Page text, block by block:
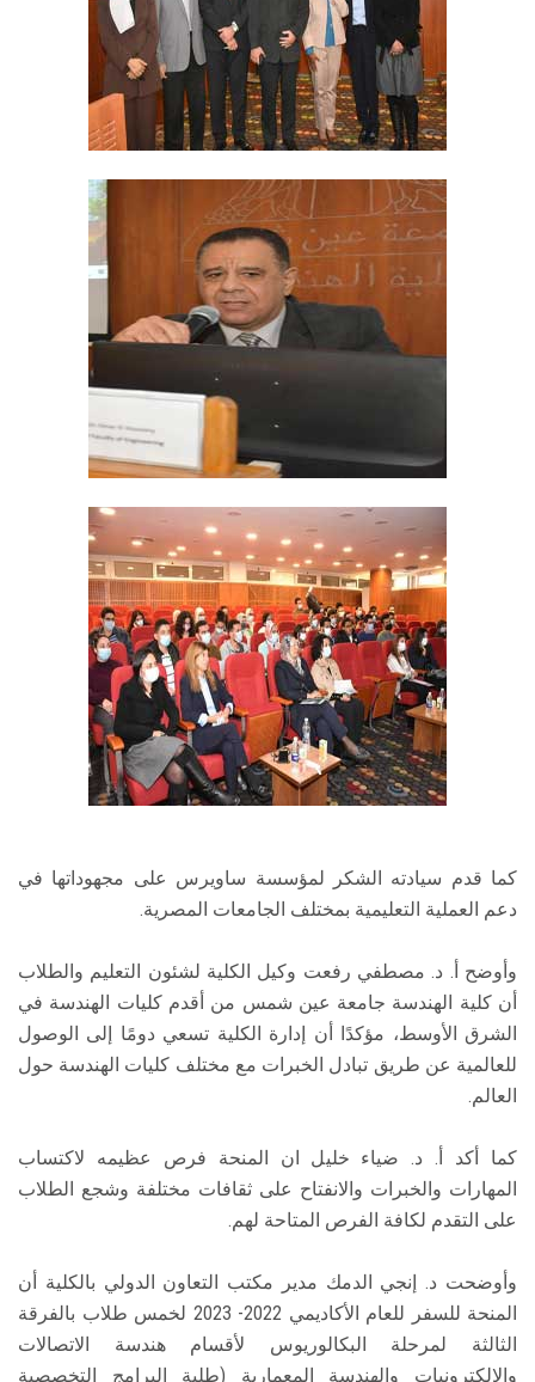
كما قدم سيادته الشكر لمؤسسة ساويرس على مجهوداتها في
دعم العملية التعليمية بمختلف الجامعات المصرية.
وأوضح أ. د. مصطفي رفعت وكيل الكلية لشئون التعليم والطلاب
أن كلية الهندسة جامعة عين شمس من أقدم كليات الهندسة في
الشرق الأوسط، مؤكدًا أن إدارة الكلية تسعي دومًا إلى الوصول
للعالمية عن طريق تبادل الخبرات مع مختلف كليات الهندسة حول
العالم.
كما أكد أ. د. ضياء خليل ان المنحة فرص عظيمه لاكتساب
المهارات والخبرات والانفتاح على ثقافات مختلفة وشجع الطلاب
على التقدم لكافة الفرص المتاحة لهم.
وأوضحت د. إنجي الدمك مدير مكتب التعاون الدولي بالكلية أن
المنحة للسفر للعام الأكاديمي 2022- 2023 لخمس طلاب بالفرقة
الثالثة لمرحلة البكالوريوس لأقسام هندسة الاتصالات
والإلكترونيات والهندسة المعمارية (طلبة البرامج التخصصية